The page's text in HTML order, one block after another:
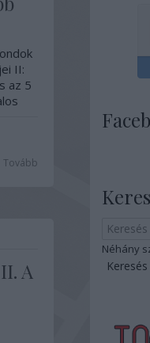
II:
az 5
Tovább
A
Néhány